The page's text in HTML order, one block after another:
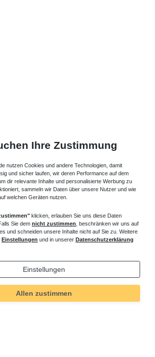
Ihre Zustimmung
nutzen Cookies und andere Technologien, damit
und sicher laufen, wir deren Performance auf dem
dir relevante Inhalte und personalisierte Werbung zu
sammeln wir Daten über unsere Nutzer und wie
welchen Geräten nutzen.
klicken, erlauben Sie uns diese Daten
Sie dem nicht zustimmen , beschränken wir uns auf
und schneiden unsere Inhalte nicht auf Sie zu. Weitere
Einstellungen und in unserer Datenschutzerklärung
Einstellungen
Allen zustimmen